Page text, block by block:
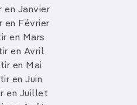
en Janvier
en Février
en Mars
en Avril
en Mai
en Juin
en Juillet